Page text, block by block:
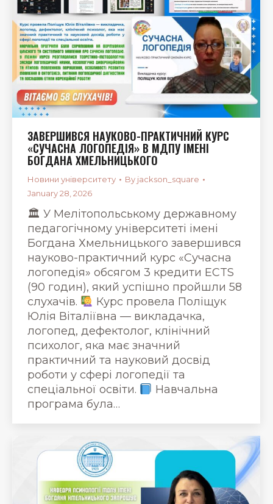
ЗАВЕРШИВСЯ НАУКОВО-ПРАКТИЧНИЙ КУРС
«СУЧАСНА ЛОГОПЕДІЯ» В МДПУ ІМЕНІ
БОГДАНА ХМЕЛЬНИЦЬКОГО
Новини університету By jackson_square
January 28, 2026
🏛 У Мелітопольському державному
педагогічному університеті імені
Богдана Хмельницького завершився
науково-практичний курс «Сучасна
логопедія» обсягом 3 кредити ECTS
(90 годин), який успішно пройшли 58
слухачів.
Курс провела Поліщук
Юлія Віталіївна — викладачка,
логопед, дефектолог, клінічний
психолог, яка має значний
практичний та науковий досвід
роботи у сфері логопедії та
спеціальної освіти.
Навчальна
програма була…